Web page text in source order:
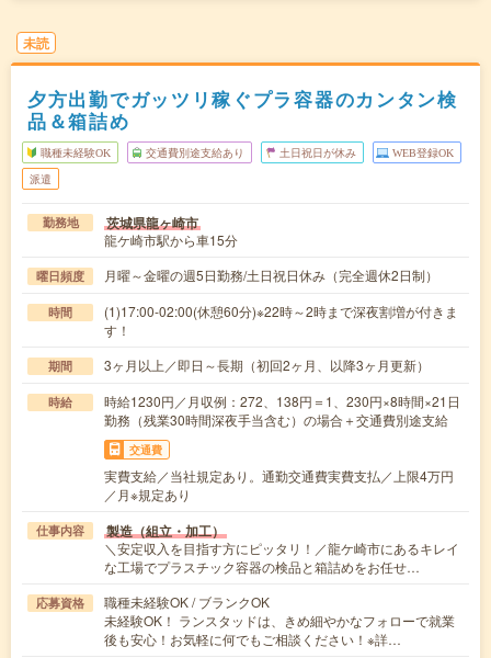
未読
夕方出勤でガッツリ稼ぐプラ容器のカンタン検
品＆箱詰め
職種未経験OK 交通費別途支給あり 土日祝日が休み WEB登録OK
派遣
勤務地 茨城県龍ヶ崎市
龍ケ崎市駅から車15分
曜日頻度 月曜～金曜の週5日勤務/土日祝日休み（完全週休2日制）
時間
(1)17:00-02:00(休憩60分)※22時～2時まで深夜割増が付きま
す！
期間 3ヶ月以上／即日～長期（初回2ヶ月、以降3ヶ月更新）
時給
時給1230円／月収例：272、138円＝1、230円×8時間×21日
勤務（残業30時間深夜手当含む）の場合＋交通費別途支給
交通費
実費支給／当社規定あり。通勤交通費実費支払／上限4万円
／月※規定あり
仕事内容 製造（組立・加工）
＼安定収入を目指す方にピッタリ！／龍ケ崎市にあるキレイ
な工場でプラスチック容器の検品と箱詰めをお任せ…
応募資格
職種未経験OK / ブランクOK
未経験OK！ ランスタッドは、きめ細やかなフォローで就業
後も安心！お気軽に何でもご相談ください！※詳…